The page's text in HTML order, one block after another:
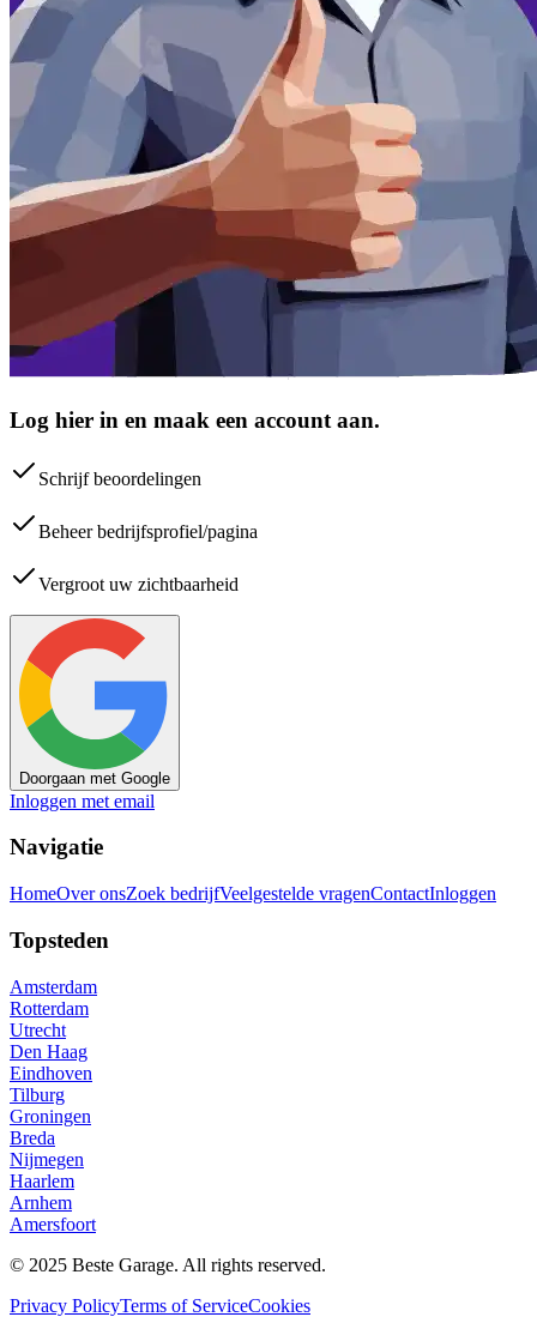
Log hier in en maak een account aan.
Schrijf beoordelingen
Beheer bedrijfsprofiel/pagina
Vergroot uw zichtbaarheid
Doorgaan met Google
Inloggen met email
Navigatie
HomeOver onsZoek bedrijfVeelgestelde vragenContactInloggen
Topsteden
Amsterdam
Rotterdam
Utrecht
Den Haag
Eindhoven
Tilburg
Groningen
Breda
Nijmegen
Haarlem
Arnhem
Amersfoort
© 2025 Beste Garage. All rights reserved.
Privacy PolicyTerms of ServiceCookies